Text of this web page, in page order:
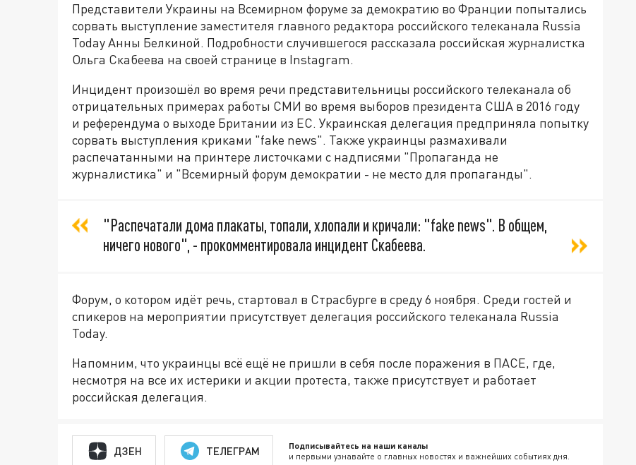
Представители Украины на Всемирном форуме за демократию во Франции попытались
сорвать выступление заместителя главного редактора российского телеканала Russia
Today Анны Белкиной. Подробности случившегося рассказала российская журналистка
Ольга Скабеева на своей странице в Instagram.
Инцидент произошёл во время речи представительницы российского телеканала об
отрицательных примерах работы СМИ во время выборов президента США в 2016 году
и референдума о выходе Британии из ЕС. Украинская делегация предприняла попытку
сорвать выступления криками "fake news". Также украинцы размахивали
распечатанными на принтере листочками с надписями "Пропаганда не
журналистика" и "Всемирный форум демократии - не место для пропаганды".
"Распечатали дома плакаты, топали, хлопали и кричали: "fake news". В общем,
ничего нового", - прокомментировала инцидент Скабеева.
Форум, о котором идёт речь, стартовал в Страсбурге в среду 6 ноября. Среди гостей и
спикеров на мероприятии присутствует делегация российского телеканала Russia
Today.
Напомним, что украинцы всё ещё не пришли в себя после поражения в ПАСЕ, где,
несмотря на все их истерики и акции протеста, также присутствует и работает
российская делегация.
ДЗЕН ТЕЛЕГРАМ Подписывайтесь на наши каналы
и первыми узнавайте о главных новостях и важнейших событиях дня.